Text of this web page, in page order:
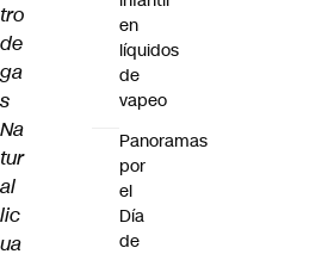
tro
de
ga
s
Na
tur
al
lic
ua
en
líquidos
de
vapeo
Panoramas
por
el
Día
de